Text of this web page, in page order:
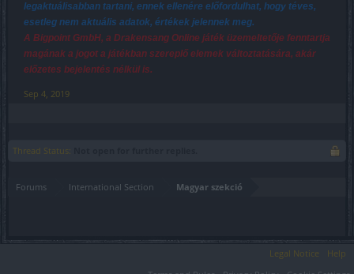
legaktuálisabban tartani, ennek ellenére előfordulhat, hogy téves,
esetleg nem aktuális adatok, értékek jelennek meg.
A Bigpoint GmbH, a Drakensang Online játék üzemeltetője fenntartja
magának a jogot a játékban szereplő elemek változtatására, akár
előzetes bejelentés nélkül is.
Sep 4, 2019
Thread Status:
Forums International Section Magyar szekció
Legal Notice
Help